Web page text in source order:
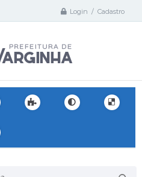
Login / Cadastro